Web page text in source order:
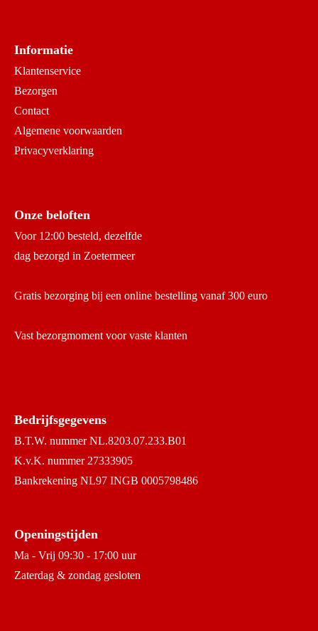
Informatie
Klantenservice
Bezorgen
Contact
Algemene voorwaarden
Privacyverklaring
Onze beloften
Voor 12:00 besteld, dezelfde
dag bezorgd in Zoetermeer
Gratis bezorging bij een online bestelling vanaf 300 euro
Vast bezorgmoment voor vaste klanten
Bedrijfsgegevens
B.T.W. nummer NL.8203.07.233.B01
K.v.K. nummer 27333905
Bankrekening NL97 INGB 0005798486
Openingstijden
Ma - Vrij 09:30 - 17:00 uur
Zaterdag & zondag gesloten